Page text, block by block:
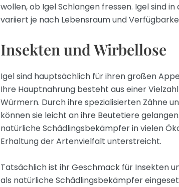
wollen, ob Igel Schlangen fressen. Igel sind
variiert je nach Lebensraum und
Insekten und Wirbellose
Igel sind hauptsächlich für ihren großen
Ihre Hauptnahrung besteht aus einer
Würmern. Durch ihre spezialisierten Zähne
können sie leicht an ihre Beutetiere
natürliche Schädlingsbekämpfer in vielen
Erhaltung der Artenvielfalt unterstreicht.
Tatsächlich ist ihr Geschmack für Insekten
als natürliche Schädlingsbekämpfer